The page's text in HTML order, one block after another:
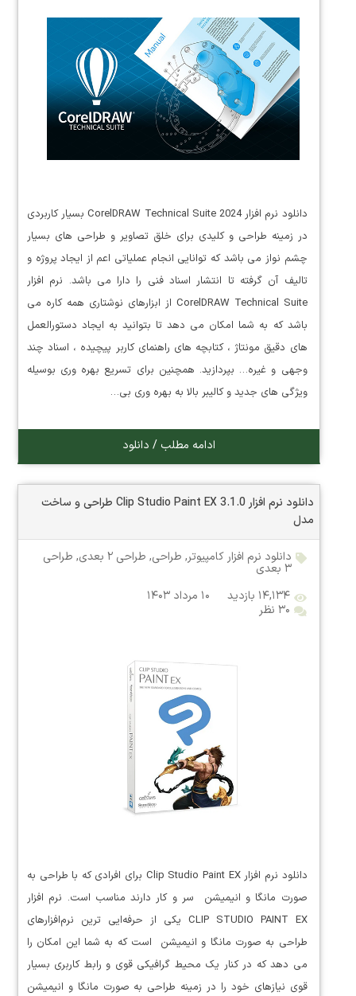
دانلود نرم افزار CorelDRAW Technical Suite 2024 بسیار کاربردی
در زمینه طراحی و کلیدی برای خلق تصاویر و طراحی های بسیار
چشم نواز می باشد که توانایی انجام عملیاتی اعم از ایجاد پروژه و
تالیف آن گرفته تا انتشار اسناد فنی را دارا می باشد. نرم افزار
CorelDRAW Technical Suite از ابزارهای نوشتاری همه کاره می
باشد که به شما امکان می دهد تا بتوانید به ایجاد دستورالعمل
های دقیق مونتاژ ، کتابچه های راهنمای کاربر پیچیده ، اسناد چند
وجهی و غیره… بپردازید. همچنین برای تسریع بهره وری بوسیله
ویژگی های جدید و کالیبر بالا به بهره وری بی…
ادامه مطلب / دانلود
دانلود نرم افزار Clip Studio Paint EX 3.1.0 طراحی و ساخت
مدل
دانلود نرم افزار کامپیوتر, طراحی, طراحی ۲ بعدی , طراحی
۳ بعدی
۱۴,۱۳۴ بازدید
۱۰ مرداد ۱۴۰۳
۳۰ نظر
دانلود نرم افزار Clip Studio Paint EX برای افرادی که با طراحی به
صورت مانگا و انیمیشن سر و کار دارند مناسب است. نرم افزار
CLIP STUDIO PAINT EX یکی از حرفه‌ایی ترین نرم‌افزارهای
طراحی به صورت مانگا و انیمیشن است که به شما این امکان را
می دهد که در کنار یک محیط گرافیکی قوی و رابط کاربری بسیار
قوی نیازهای خود را در زمینه طراحی به صورت مانگا و انیمیشن